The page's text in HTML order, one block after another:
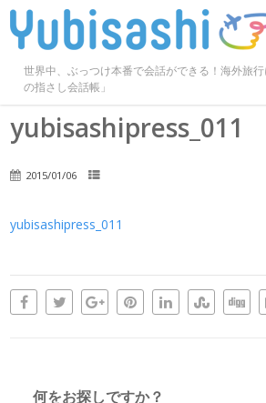
世界中、ぶっつけ本番で会話ができる！海外旅
の指さし会話帳」
yubisashipress_011
2015/01/06
yubisashipress_011
何をお探しですか？